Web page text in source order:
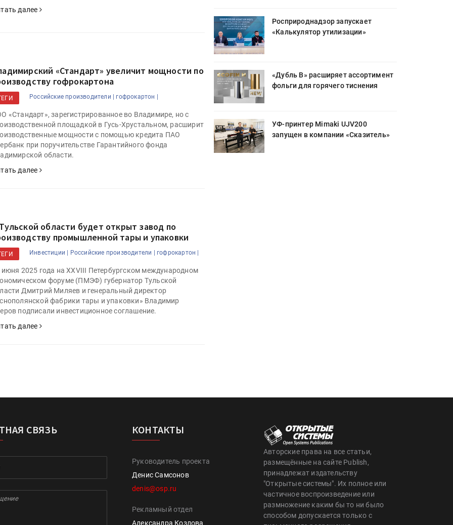
далее
«Стандарт» увеличит мощности по
гофрокартона
Российские производители | гофрокартон |
«Стандарт», зарегистрированное во Владимире, но с
площадкой в Гусь-Хрустальном, расширит
мощности с помощью кредита ПАО
при поручительстве Гарантийного фонда
области.
далее
области будет открыт завод по
промышленной тары и упаковки
Инвестиции | Российские производители | гофрокартон |
июня 2025 года на XXVIII Петербургском международном
форуме (ПМЭФ) губернатор Тульской
Дмитрий Миляев и генеральный директор
фабрики тары и упаковки» Владимир
подписали инвестиционное соглашение.
далее
«Дубль В» расширяет ассортимент
фольги для горячего тиснения
УФ-принтер Mimaki UJV200
запущен в компании «Сказитель»
Росприроднадзор запускает
«Калькулятор утилизации»
«Дубль В» расширяет ассортимент
фольги для горячего тиснения
УФ-принтер Mimaki UJV200
запущен в компании «Сказитель»
СВЯЗЬ КОНТАКТЫ
Руководитель проекта
Денис Самсонов
denis@osp.ru
Рекламный отдел
Александра Козлова
Авторские права на все статьи,
размещённые на сайте Publish,
принадлежат издательству
"Открытые системы". Их полное или
частичное воспроизведение или
размножение каким бы то ни было
способом допускается только с